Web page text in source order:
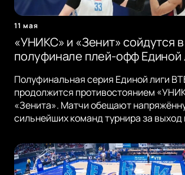
11 мая
«УНИКС» и «Зенит» сойдутся в
полуфинале плей-офф Единой
Полуфинальная серия Единой лиги
продолжится противостоянием
«Зенита». Матчи обещают
сильнейших команд турнира за выход